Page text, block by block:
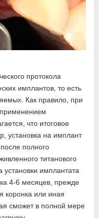
протокола
имплантов, то есть
Как правило, при
что итоговое
установка на имплант
полного
титанового
имплантата
4-6 месяцев, прежде
коронка или иная
сможет в полной мере